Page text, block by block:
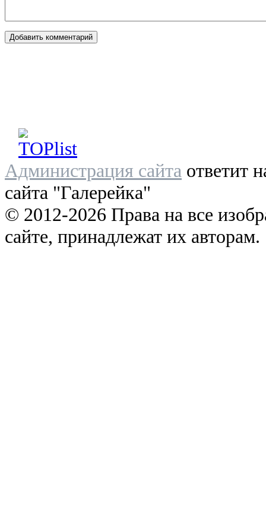
Администрация сайта ответит
сайта "Галерейка"
© 2012-2026 Права на все
сайте, принадлежат их авторам.